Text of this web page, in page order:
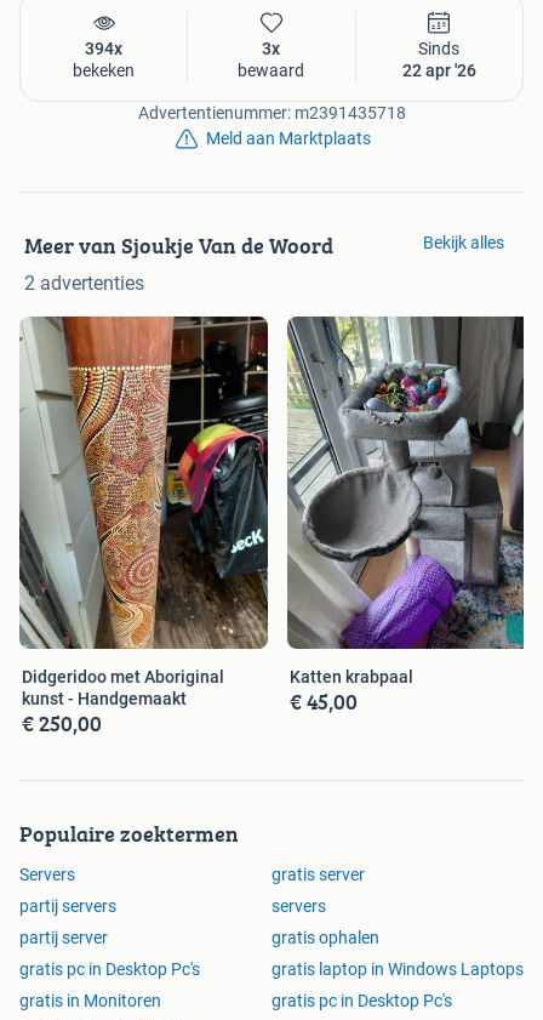
394x
bekeken
3x
bewaard
Sinds
22 apr '26
Advertentienummer: m2391435718
Meld aan Marktplaats
Meer van Sjoukje Van de Woord
2 advertenties
Bekijk alles
Didgeridoo met Aboriginal
kunst - Handgemaakt
€ 250,00
Katten krabpaal
€ 45,00
Populaire zoektermen
Servers
gratis server
partij servers
servers
partij server
gratis ophalen
gratis pc in Desktop Pc's
gratis laptop in Windows Laptops
gratis in Monitoren
gratis pc in Desktop Pc's